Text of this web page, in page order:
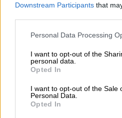
Downstream Participants that
Please note that this website/
not limited to your visit or usage
grant or deny consent to Google
use your data for below
consent section.
Personal Data Processing
I want to opt-out of the
personal data.
Opted In
I want to opt-out of the Sale
Personal Data.
Opted In
Προσθέστε το
Περιθώριο μέχρι τα
φορολογούμενοι για
πρώτη δόση του
επιχειρήσεις και οι
έλαβαν επιστρεπτέα
καταβάλλουν τα